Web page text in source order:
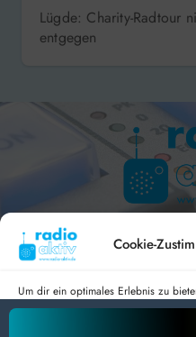
Cookie-
Um dir ein optimales Erlebnis zu
Cookies, um Geräteinformationen zu
Lügde: Charity-Radtour
entgegen
Hameln 99.3 – Bad